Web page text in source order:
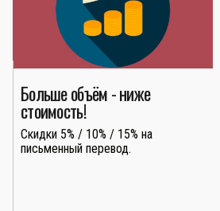
Больше объём - ниже
стоимость!
Скидки 5% / 10% / 15% на
письменный перевод.